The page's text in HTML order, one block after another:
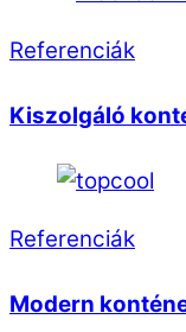
Referenciák
Kiszolgáló
Referenciák
Modern